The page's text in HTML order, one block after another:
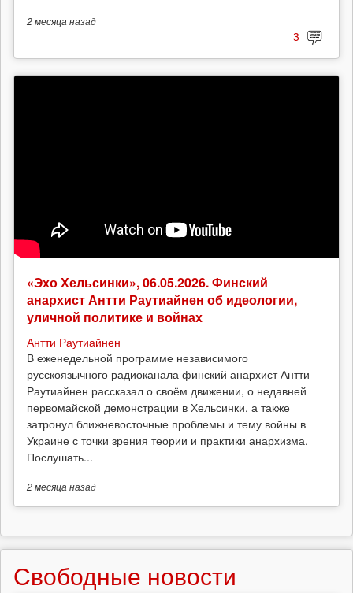
2 месяца назад
3
«Эхо Хельсинки», 06.05.2026. Финский
анархист Антти Раутиайнен об идеологии,
уличной политике и войнах
Антти Раутиайнен
В еженедельной программе независимого
русскоязычного радиоканала финский анархист Антти
Раутиайнен рассказал о своём движении, о недавней
первомайской демонстрации в Хельсинки, а также
затронул ближневосточные проблемы и тему войны в
Украине с точки зрения теории и практики анархизма.
Послушать...
2 месяца назад
Свободные новости